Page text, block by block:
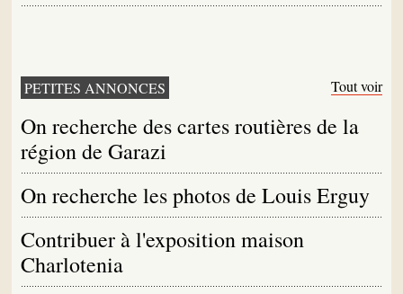
PETITES ANNONCES Tout voir
On recherche des cartes routières de la
région de Garazi
On recherche les photos de Louis Erguy
Contribuer à l'exposition maison
Charlotenia